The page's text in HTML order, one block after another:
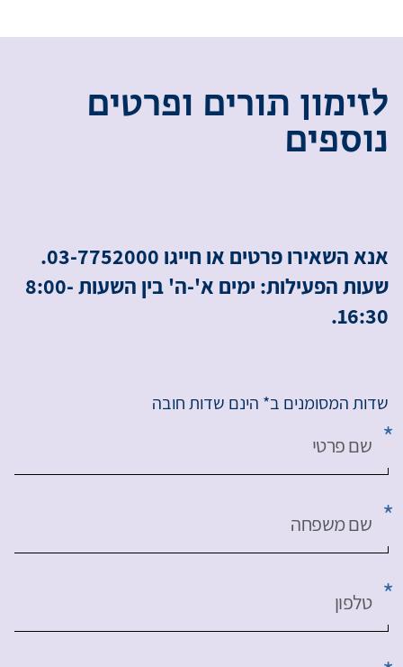
לזימון תורים ופרטים
נוספים
אנא השאירו פרטים או חייגו 03-7752000.
שעות הפעילות: ימים א'-ה' בין השעות 8:00-
16:30.
שדות המסומנים ב* הינם שדות חובה
שם פרטי
שם משפחה
טלפון